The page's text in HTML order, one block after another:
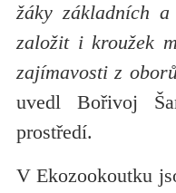
žáky základních
založit i kroužek
zajímavosti z
uvedl Bořivoj
prostředí.
V Ekozookoutku